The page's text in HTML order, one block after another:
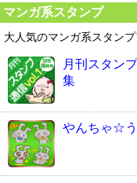
マンガ系スタンプ
大人気のマンガ系スタン
月刊スタン
集
やんちゃ☆